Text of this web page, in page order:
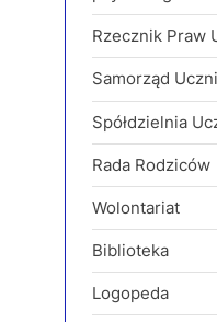
Rzecznik Praw
Samorząd
Spółdzielnia
Rada Rodziców
Wolontariat
Biblioteka
Logopeda